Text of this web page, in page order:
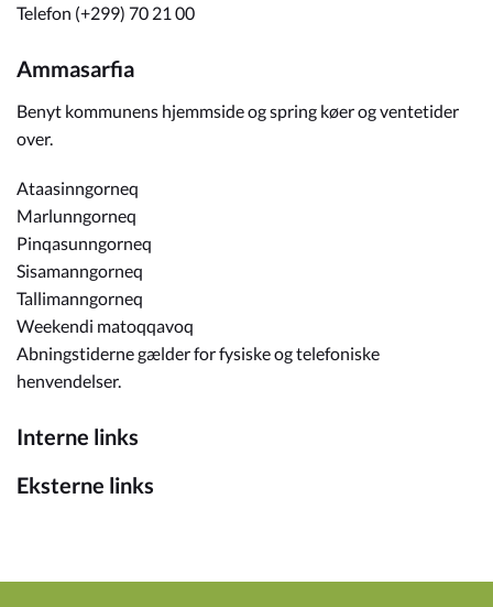
Telefon (+299) 70 21 00
Ammasarfia
Benyt kommunens hjemmside og spring køer og ventetider
over.
Ataasinngorneq
Marlunngorneq
Pinqasunngorneq
Sisamanngorneq
Tallimanngorneq
Weekendi matoqqavoq
Abningstiderne gælder for fysiske og telefoniske
henvendelser.
Interne links
Eksterne links